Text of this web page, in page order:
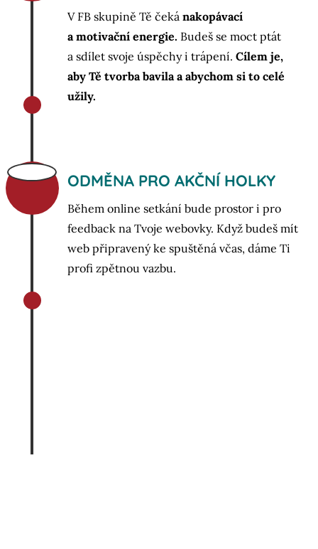
V FB skupině Tě čeká nakopávací
a motivační energie. Budeš se moct ptát
a sdílet svoje úspěchy i trápení. Cílem je,
aby Tě tvorba bavila a abychom si to celé
užily.
ODMĚNA PRO AKČNÍ HOLKY
Během online setkání bude prostor i pro
feedback na Tvoje webovky. Když budeš mít
web připravený ke spuštěná včas, dáme Ti
profi zpětnou vazbu.